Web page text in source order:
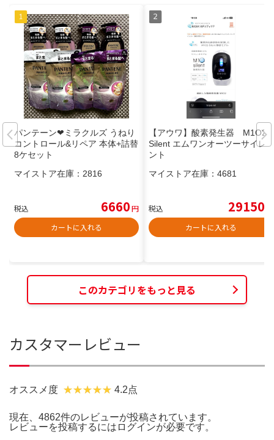
パンテーン❤︎ミラクルズ うねり
コントロール&リペア 本体+詰替
8ケセット
マイストア在庫： 2816
税込 6660円
カートに入れる
【アウワ】酸素発生器 M1O2
Silent エムワンオーツーサイレ
ント
マイストア在庫： 4681
税込 29150
カートに入れる
このカテゴリをもっと見る
カスタマーレビュー
オススメ度 4.2点
現在、4862件のレビューが投稿されています。
レビューを投稿するには ログインが必要です。